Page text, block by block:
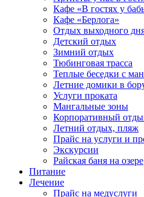
Кафе «В гостях у
Кафе «Берлога»
Отдых выходного
Детский отдых
Зимний отдых
Тюбинговая трасса
Теплые беседки с
Летние домики в
Услуги проката
Мангальные зоны
Корпоративный
Летний отдых, пляж
Прайс на услуги и
Экскурсии
Райская баня на озере
Питание
Лечение
Прайс на медуслуги